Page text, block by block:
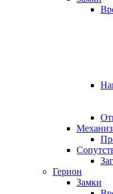
Герион
Замки